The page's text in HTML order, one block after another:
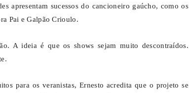
apresentam sucessos do cancioneiro gaúcho, como os
Pai e Galpão Crioulo.
A ideia é que os shows sejam muito descontraídos.
para os veranistas, Ernesto acredita que o projeto se